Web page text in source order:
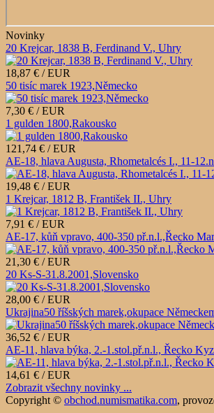
Novinky
20 Krejcar, 1838 B, Ferdinand V., Uhry
18,87 € / EUR
50 tisíc marek 1923,Německo
7,30 € / EUR
1 gulden 1800,Rakousko
121,74 € / EUR
AE-18, hlava Augusta, Rhometalcés I., 11-
19,48 € / EUR
1 Krejcar, 1812 B, František II., Uhry
7,91 € / EUR
AE-17, kůň vpravo, 400-350 př.n.l.,Řecko
21,30 € / EUR
20 Ks-S-31.8.2001,Slovensko
28,00 € / EUR
Ukrajina50 říšských marek,okupace
36,52 € / EUR
AE-11, hlava býka, 2.-1.stol.př.n.l., Řecko
14,61 € / EUR
Zobrazit všechny novinky ...
Copyright © obchod.numismatika.com,